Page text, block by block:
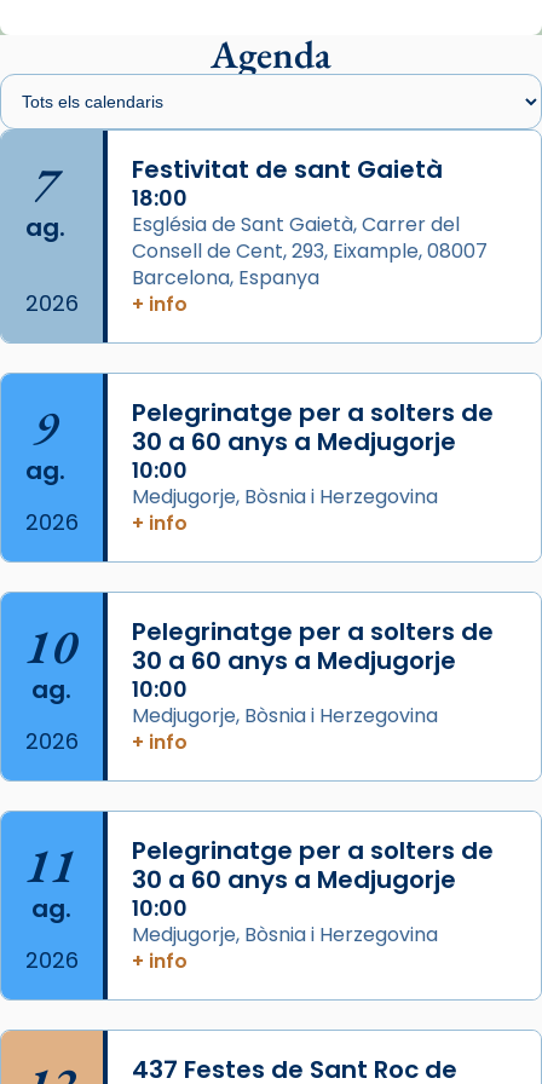
presidit aquest 27 de juliol la missa de Les
Santes de Mataró.
🔗
📸 J. Merino
Photo
View on Facebook · Share
Arquebisbat de Barcelona
2 weeks ago
missa d’acció de gràcies en agraïment al
comitè organitzador de la visita apostòlica
del Sant Pare Lleó XIV a Barcelona, i als
col·laboradors, a la Catedral de Barcelona.
Mons. David Abadías.
📸 Dr. G. Simón
Photo
2 weeks ago
Memòria de les santes Juliana i
Semproniana, verges i màrtirs.
Acompanyant la història de sant Cugat, a
partir de l’Edat Mitjana sorgeix la tradició
que les santes Juliana (“relatiu a Júlia”) i
Semproniana (“relatiu a Semprònia =
Agenda
7
ag.
2026
Festivitat de sant Gaietà
18:00
Església de Sant Gaietà, Carrer del
Consell de Cent, 293, Eixample, 08007
Barcelona, Espanya
+ info
9
ag.
2026
Pelegrinatge per a solters de
30 a 60 anys a Medjugorje
10:00
Medjugorje, Bòsnia i Herzegovina
+ info
10
ag.
2026
Pelegrinatge per a solters de
30 a 60 anys a Medjugorje
10:00
Medjugorje, Bòsnia i Herzegovina
+ info
11
ag.
2026
Pelegrinatge per a solters de
30 a 60 anys a Medjugorje
10:00
Medjugorje, Bòsnia i Herzegovina
+ info
437 Festes de Sant Roc de